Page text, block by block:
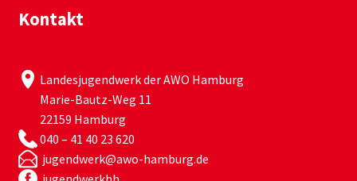
Kontakt
Landesjugendwerk der AWO Hamburg
Marie-Bautz-Weg 11
22159 Hamburg
040 – 41 40 23 620
jugendwerk@awo-hamburg.de